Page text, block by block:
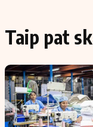
Taip pat